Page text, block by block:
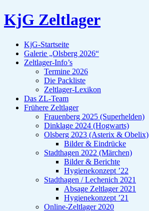
KjG Zeltlager
KjG-Startseite
Galerie „Olsberg 2026“
Zeltlager-Info’s
Termine 2026
Die Packliste
Zeltlager-Lexikon
Das ZL-Team
Frühere Zeltlager
Frauenberg 2025 (Superhelden)
Dinklage 2024 (Hogwarts)
Olsberg 2023 (Asterix & Obelix)
Bilder & Eindrücke
Stadthagen 2022 (Märchen)
Bilder & Berichte
Hygienekonzept ’22
Stadthagen / Lechenich 2021
Absage Zeltlager 2021
Hygienekonzept ’21
Online-Zeltlager 2020